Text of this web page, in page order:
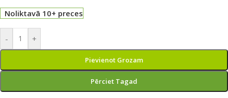
Noliktavā 10+ preces
- +
Pievienot Grozam
Pērciet Tagad